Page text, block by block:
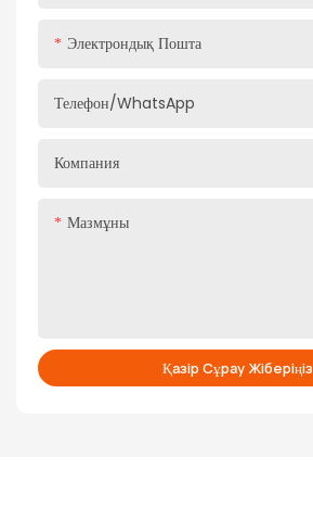
Электрондық Пошта
Телефон/whatsApp
Компания
Мазмұны
Қазір Сұрау Жіберіңіз